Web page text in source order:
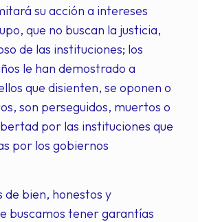
su acción a intereses
que no buscan la justicia,
de las instituciones; los
le han demostrado a
que disienten, se oponen o
son perseguidos, muertos o
por las instituciones que
por los gobiernos
de bien, honestos y
buscamos tener garantías